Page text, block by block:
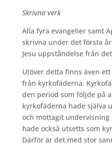
Skrivna verk
Alla fyra evangelier samt
skrivna under det första
Jesu uppståndelse från
Utöver detta finns även
från kyrkofäderna.
den period som följde på
kyrkofäderna hade själva
och mottagit
hade också utsetts som
Därför är det med stor